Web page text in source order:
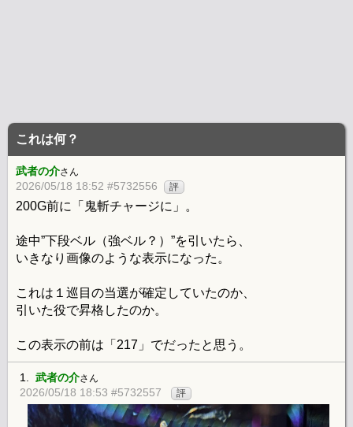
これは何？
武者の介さん
2026/05/18 18:52 #5732556 評
200G前に「鬼斬チャージに」。
途中”下段ベル（強ベル？）”を引いたら、
いきなり画像のような表示になった。
これは１巡目の当選が確定していたのか、
引いた役で昇格したのか。
この表示の前は「217」でだったと思う。
1. 武者の介さん
2026/05/18 18:53 #5732557 評